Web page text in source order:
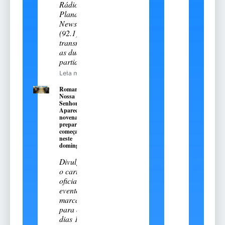
Rádio
Planalto
News
(92.1)
transmitiu
as duas
partidas
Leia mais
Romaria de
Nossa
Senhora
Aparecida:
novena
preparatória
começa
neste
domingo, 9
Divulgado
o cartal
oficial do
evento
marcado
para os
dias 11 e